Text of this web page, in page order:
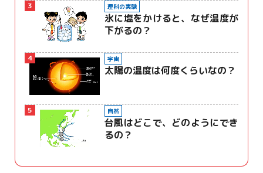
3 理科の実験
氷に塩をかけると、なぜ温度が
下がるの？
4 宇宙
太陽の温度は何度くらいなの？
5 自然
台風はどこで、どのようにでき
るの？